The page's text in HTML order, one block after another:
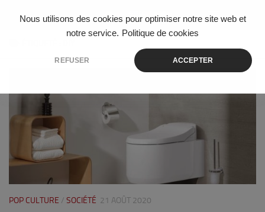
Nous utilisons des cookies pour optimiser notre site web et
notre service. Politique de cookies
REFUSER ACCEPTER
Skip to content
POP CULTURE / SOCIÉTÉ 21 AOÛT 2020